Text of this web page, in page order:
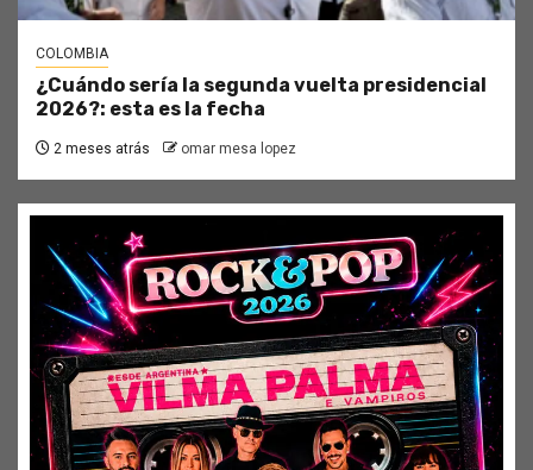
COLOMBIA
¿Cuándo sería la segunda vuelta presidencial
2026?: esta es la fecha
2 meses atrás omar mesa lopez